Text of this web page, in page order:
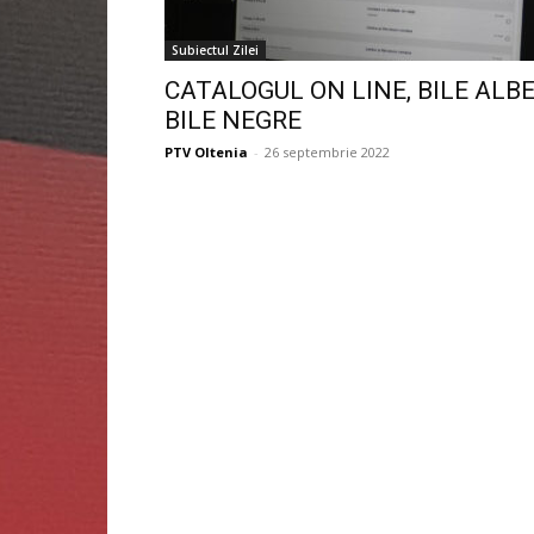
Subiectul Zilei
CATALOGUL ON LINE, BILE
BILE NEGRE
PTV Oltenia - 26 septembrie 2022